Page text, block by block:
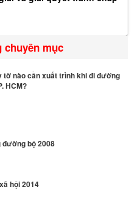
chuyên mục
tờ nào cần xuất trình khi đi đường
HCM?
đường bộ 2008
hội 2014